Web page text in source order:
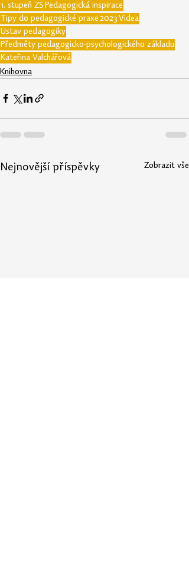
1. stupeň ZŠ Pedagogická inspirace
Tipy do pedagogické praxe 2023 Videa
Ústav pedagogiky
Předměty pedagogicko-psychologického základu
Kateřina Valchářová
Knihovna
Nejnovější příspěvky Zobrazit vše